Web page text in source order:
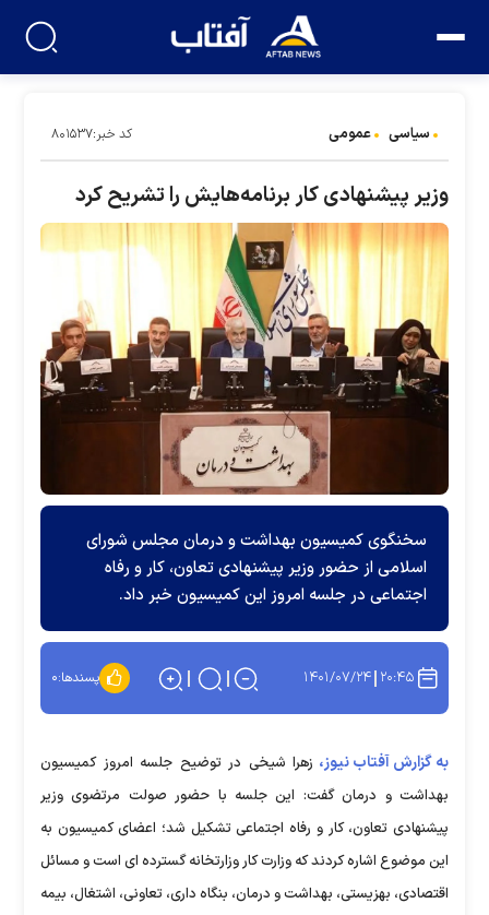
سیاسی عمومی کد خبر:۸۰۱۵۳۷
وزیر پیشنهادی کار برنامه‌هایش را تشریح کرد
سخنگوی کمیسیون بهداشت و درمان مجلس شورای
اسلامی از حضور وزیر پیشنهادی تعاون، کار و رفاه
اجتماعی در جلسه امروز این کمیسیون خبر داد.
۲۰:۴۵ ۱۴۰۱/۰۷/۲۴ پسندها:۰
به گزارش آفتاب نیوز، زهرا شیخی در توضیح جلسه امروز کمیسیون
بهداشت و درمان گفت: این جلسه با حضور صولت مرتضوی وزیر
پیشنهادی تعاون، کار و رفاه اجتماعی تشکیل شد؛ اعضای کمیسیون به
این موضوع اشاره کردند که وزارت کار وزارتخانه گسترده ای است و مسائل
اقتصادی، بهزیستی، بهداشت و درمان، بنگاه داری، تعاونی، اشتغال، بیمه